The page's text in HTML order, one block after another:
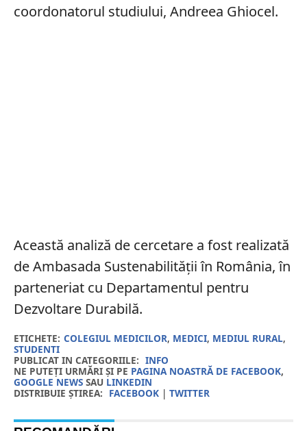
coordonatorul studiului, Andreea Ghiocel.
Această analiză de cercetare a fost realizată
de Ambasada Sustenabilităţii în România, în
parteneriat cu Departamentul pentru
Dezvoltare Durabilă.
ETICHETE: COLEGIUL MEDICILOR, MEDICI, MEDIUL RURAL,
STUDENTI
PUBLICAT IN CATEGORIILE: INFO
NE PUTEȚI URMĂRI ȘI PE PAGINA NOASTRĂ DE FACEBOOK,
GOOGLE NEWSSAU LINKEDIN
DISTRIBUIE ȘTIREA: FACEBOOK| TWITTER